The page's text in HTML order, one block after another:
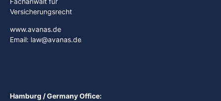
Versicherungsrecht
www.avanas.de
Email: law@avanas.de
Hamburg / Germany Office: